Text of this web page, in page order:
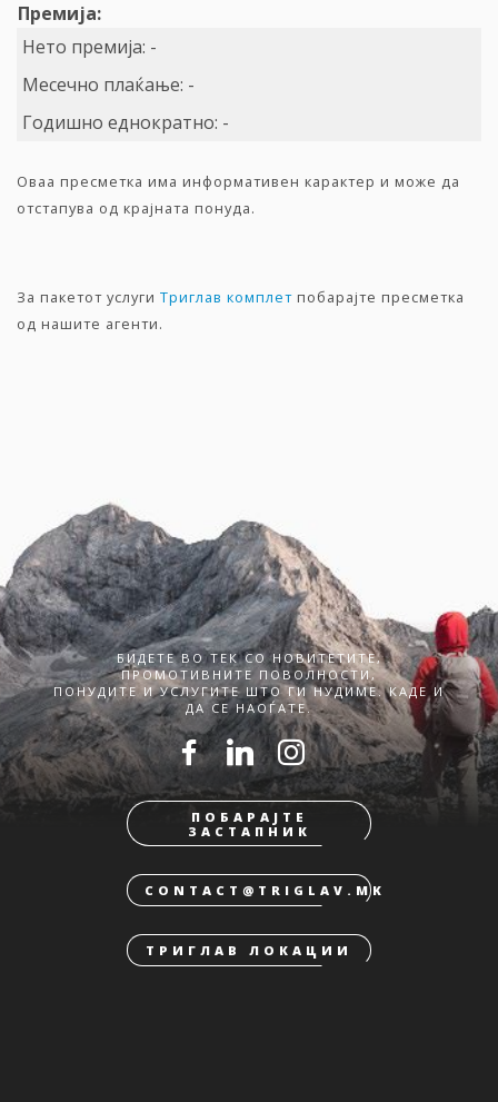
Премија:
Нето премија: -
Месечно плаќање: -
Годишно еднократно: -
Оваа пресметка има информативен карактер и може да
отстапува од крајната понуда.
За пакетот услуги Триглав комплет побарајте пресметка
од нашите агенти.
БИДЕТЕ ВО ТЕК СО НОВИТЕТИТЕ,
ПРОМОТИВНИТЕ ПОВОЛНОСТИ,
ПОНУДИТЕ И УСЛУГИТЕ ШТО ГИ НУДИМЕ. КАДЕ И
ДА СЕ НАОЃАТЕ.
ПОБАРАЈТЕ
ЗАСТАПНИК
CONTACT@TRIGLAV.MK
ТРИГЛАВ ЛОКАЦИИ